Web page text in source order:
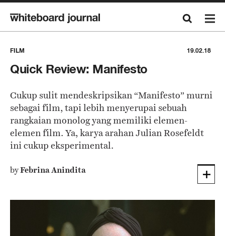
FILM 19.02.18
Quick Review: Manifesto
Cukup sulit mendeskripsikan “Manifesto” murni
sebagai film, tapi lebih menyerupai sebuah
rangkaian monolog yang memiliki elemen-
elemen film. Ya, karya arahan Julian Rosefeldt
ini cukup eksperimental.
byFebrina Anindita